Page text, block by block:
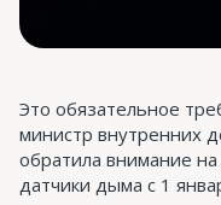
Это обязательное
министр внутренних
обратила внимание на
датчики дыма с 1